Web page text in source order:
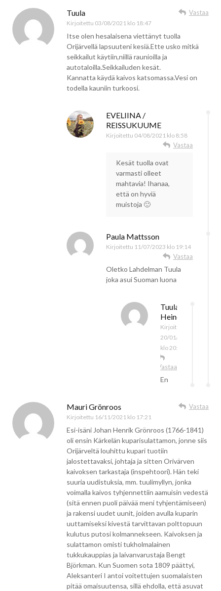
Tuula
Kirjoitettu 03/08/2021 klo 18:47
Vastaa
Itse olen hesalaisena viettänyt tuolla
Orijärvellä lapsuuteni kesiä.Ette usko mitkä
seikkailut käytiin,niillä raunioilla ja
autotaloilla.Seikkailuden kesät.
Kannatta käydä kaivos katsomassa.Vesi on
todella kauniin turkoosi.
EVELIINA /
REISSUKUUME
Kirjoitettu 04/08/2021 klo 8:58
Vastaa
Kesät tuolla ovat
varmasti olleet
mahtavia! Ihanaa,
että on hyviä
muistoja 🙂
Paula Mattsson
Kirjoitettu 11/07/2023 klo 19:14
Vastaa
Oletko Lahdelman Tuula
joka asui Suoman luona
Tuula
Heinonen
Kirjoitettu
20/01/2026
klo 20:12
Vastaa
En
Mauri Grönroos
Kirjoitettu 16/11/2021 klo 17:21
Vastaa
Esi-isäni Johan Henrik Grönroos (1766-1841)
oli ensin Kärkelän kuparisulattamon, jonne siis
Orijärveltä louhittu kupari tuotiin
jalostettavaksi, johtaja ja sitten Orivärven
kaivoksen tarkastaja (inspehtoori). Hän teki
suuria uudistuksia, mm. tuulimyllyn, jonka
voimalla kaivos tyhjennettiin aamuisin vedestä
(sitä ennen puoli päivää meni tyhjentämiseen)
ja rakensi uudet uunit, joiden avulla kuparin
uuttamiseksi kivestä tarvittavan polttopuun
kulutus putosi kolmannekseen. Kaivoksen ja
sulattamon omisti tukholmalainen
tukkukauppias ja laivanvarustaja Bengt
Björkman. Kun Suomen sota 1809 päättyi,
Aleksanteri I antoi voitettujen suomalaisten
pitää omaisuutensa, sillä ehdolla, että asuvat